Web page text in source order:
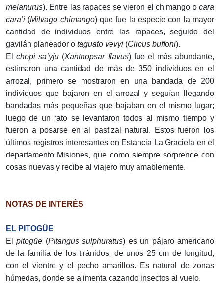
melanurus). Entre las rapaces se vieron el chimango o cara
cara’i (Milvago chimango) que fue la especie con la mayor
cantidad de individuos entre las rapaces, seguido del
gavilán planeador o taguato vevyi (Circus buffoni).
Elchopi sa’yju (Xanthopsar flavus) fue el más abundante,
estimaron una cantidad de más de 350 individuos en el
arrozal, primero se mostraron en una bandada de 200
individuos que bajaron en el arrozal y seguían llegando
bandadas más pequeñas que bajaban en el mismo lugar;
luego de un rato se levantaron todos al mismo tiempo y
fueron a posarse en al pastizal natural. Estos fueron los
últimos registros interesantes en Estancia La Graciela en el
departamento Misiones, que como siempre sorprende con
cosas nuevas y recibe al viajero muy amablemente.
NOTAS DE INTERÉS
EL PITOGÜE
Elpitogüe (Pitangus sulphuratus) es un pájaro americano
de la familia de los tiránidos, de unos 25 cm de longitud,
con el vientre y el pecho amarillos. Es natural de zonas
húmedas, donde se alimenta cazando insectos al vuelo.